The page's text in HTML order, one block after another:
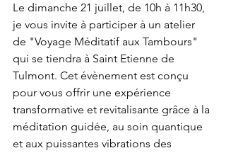
Le dimanche 21 juillet, de 10h à 11h30,
je vous invite à participer à un atelier
de "Voyage Méditatif aux Tambours"
qui se tiendra à Saint Etienne de
Tulmont. Cet évènement est conçu
pour vous offrir une expérience
transformative et revitalisante grâce à la
méditation guidée, au soin quantique
et aux puissantes vibrations des